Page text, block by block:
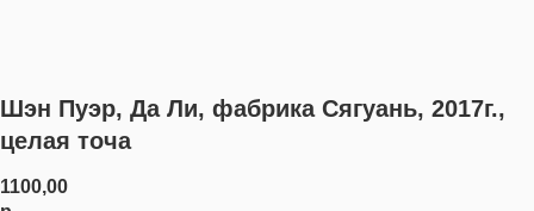
Шэн Пуэр, Да Ли, фабрика Сягуань, 2017г.,
целая точа
1100,00